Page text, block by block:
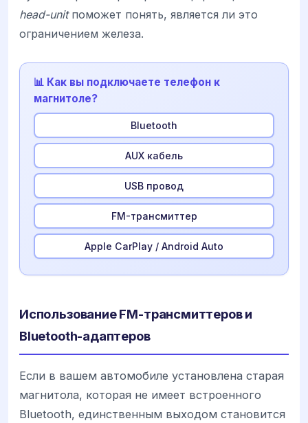
head-unitпоможет понять, является ли это
ограничением железа.
📊 Как вы подключаете телефон к
магнитоле?
Bluetooth
AUX кабель
USB провод
FM-трансмиттер
Apple CarPlay / Android Auto
Использование FM-трансмиттеров и
Bluetooth-адаптеров
Если в вашем автомобиле установлена старая
магнитола, которая не имеет встроенного
Bluetooth, единственным выходом становится